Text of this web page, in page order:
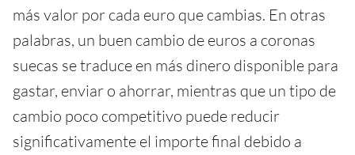
más valor por cada euro que cambias. En otras
palabras, un buen cambio de euros a coronas
suecas se traduce en más dinero disponible para
gastar, enviar o ahorrar, mientras que un tipo de
cambio poco competitivo puede reducir
significativamente el importe final debido a